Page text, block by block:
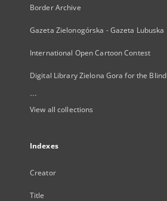
Border Archive
Gazeta Zielonogórska - Gazeta Lubuska
International Open Cartoon Contest
Digital Library Zielona Gora for the Blind
...
View all collections
Indexes
Creator
Title